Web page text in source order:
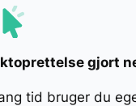
gjort
tid bruger du